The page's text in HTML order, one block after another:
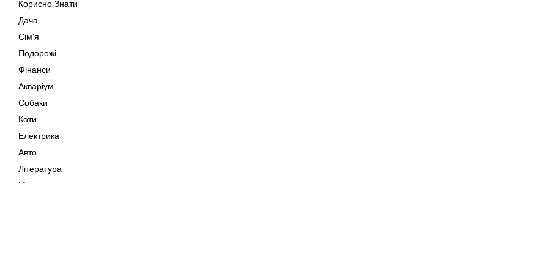
Корисно Знати
Дача
Сім'я
Подорожі
Фінанси
Акваріум
Собаки
Коти
Електрика
Авто
Література
Музика